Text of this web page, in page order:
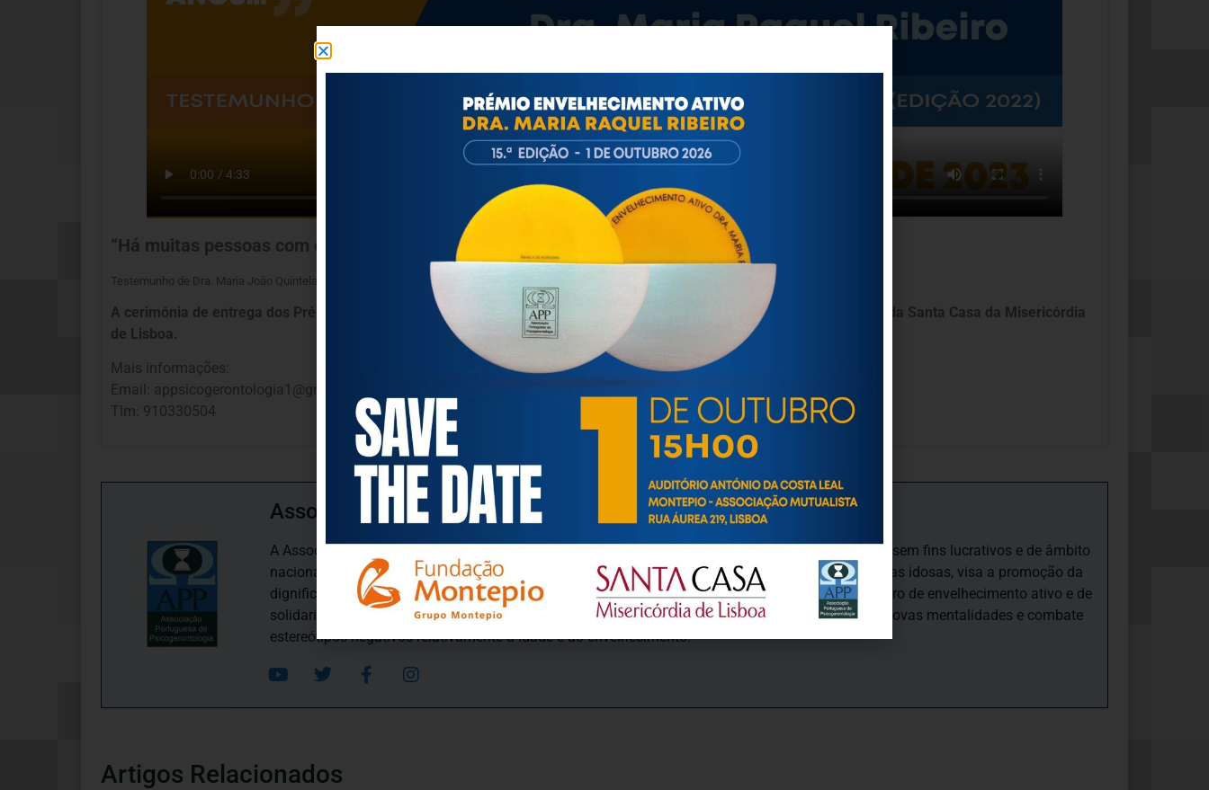
“Há muitas pessoas com enorme valor no nosso país, com 80 ou mais anos…”
Testemunho de Dra. Maria João Quintela, Presidente da APP (edição 2022)
A cerimónia de entrega dos Prémios aos galardoados vai decorrer no dia 3 de Outubro, pelas 15h, na Sala de Extrações da Santa Casa da Misericórdia
de Lisboa.
Mais informações:
Email: appsicogerontologia1@gmail.com
Tlm: 910330504
Associação Portuguesa de Psicogerontologia
A Associação Portuguesa de Psicogerontologia-APP, Instituição Particular de Solidariedade Social sem fins lucrativos e de âmbito
nacional, dedica-se às questões biopsicológicas e sociais inerentes ao envelhecimento e às pessoas idosas, visa a promoção da
dignificação, respeito, saúde, autonomia, participação e segurança das pessoas idosas, num quadro de envelhecimento ativo e de
solidariedade intergeracional, e de uma sociedade mais inclusiva para todas as idades, promove novas mentalidades e combate
estereótipos negativos relativamente à idade e ao envelhecimento.
Artigos Relacionados